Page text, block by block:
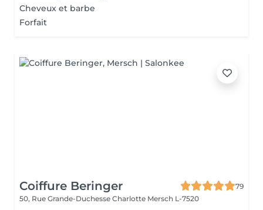
Cheveux et barbe
Forfait
Coiffure Beringer
79
50, Rue Grande-Duchesse Charlotte Mersch L-7520